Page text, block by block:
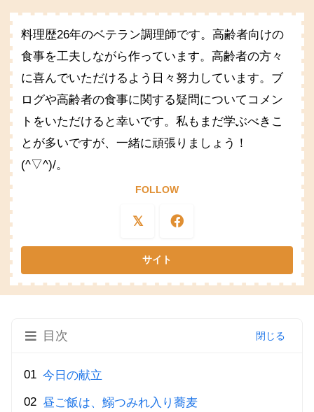
料理歴26年のベテラン調理師です。高齢者向けの
食事を工夫しながら作っています。高齢者の方々
に喜んでいただけるよう日々努力しています。ブ
ログや高齢者の食事に関する疑問についてコメン
トをいただけると幸いです。私もまだ学ぶべきこ
とが多いですが、一緒に頑張りましょう！
(^▽^)/。
FOLLOW
目次
今日の献立
昼ご飯は、鰯つみれ入り蕎麦